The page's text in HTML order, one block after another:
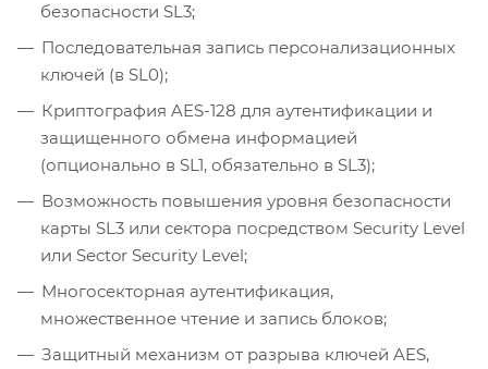
безопасности SL3;
Последовательная запись персонализационных
ключей (в SL0);
Криптография AES-128 для аутентификации и
защищенного обмена информацией
(опционально в SL1, обязательно в SL3);
Возможность повышения уровня безопасности
карты SL3 или сектора посредством Security Level
или Sector Security Level;
Многосекторная аутентификация,
множественное чтение и запись блоков;
Защитный механизм от разрыва ключей AES,